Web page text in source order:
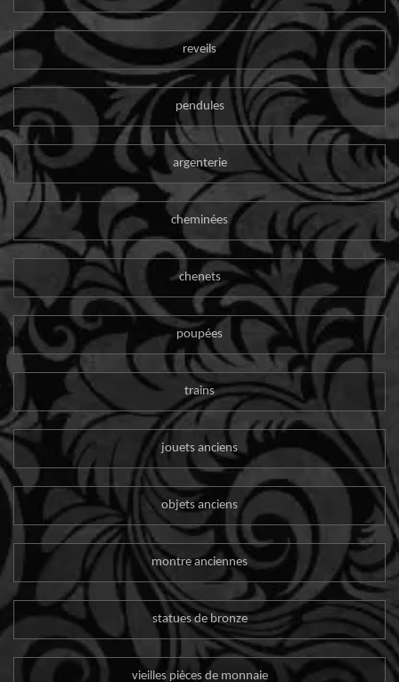
reveils
pendules
argenterie
cheminées
chenets
poupées
trains
jouets anciens
objets anciens
montre anciennes
statues de bronze
vieilles pièces de monnaie